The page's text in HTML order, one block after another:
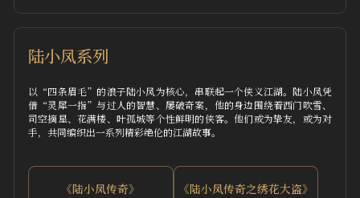
陆小凤系列
以“四条眉毛”的浪子陆小凤为核心，串联起一个侠义江湖。陆小凤凭
借“灵犀一指”与过人的智慧、屡破奇案，他的身边围绕着西门吹雪、
司空摘星、花满楼、叶孤城等个性鲜明的侠客。他们或为挚友，或为对
手，共同编织出一系列精彩绝伦的江湖故事。
《陆小凤传奇》 《陆小凤传奇之绣花大盗》